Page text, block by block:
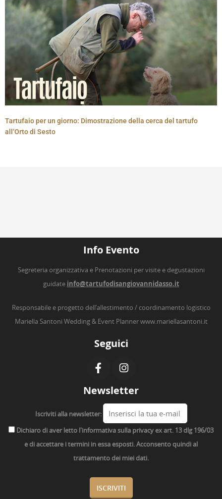
Tartufaio per un giorno: Dimostrazione della cerca del tartufo
all’Orto di Sesto
Info Evento
Segreteria organizzativa e Prenotazioni per visite e degustazioni
guidate info@tartufodisangiovannidasso.it
Responsabile e progetto dell’allestimento / coordinamento logistico
Mariella Santoni Wedding & Event Plannerwww.mariellasantoni.it
Seguici
Newsletter
Iscriviti alla newsletter:
Dichiaro di aver letto l'informativa sulla privacy ex art. 13 dlg 196/03
e di accettare i termini in essa esposti. Acconsento quindi al
trattamento dei miei dati.